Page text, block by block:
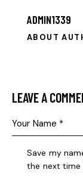
ADMIN1339
ABOUT
LEAVE A
Save my
the next time